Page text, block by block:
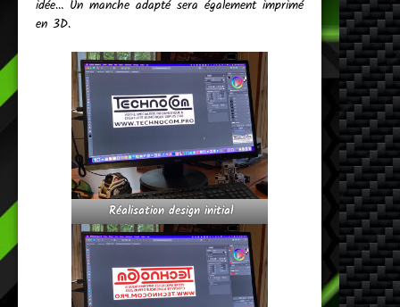
idée… Un manche adapté sera également imprimé
en 3D.
Réalisation design initial